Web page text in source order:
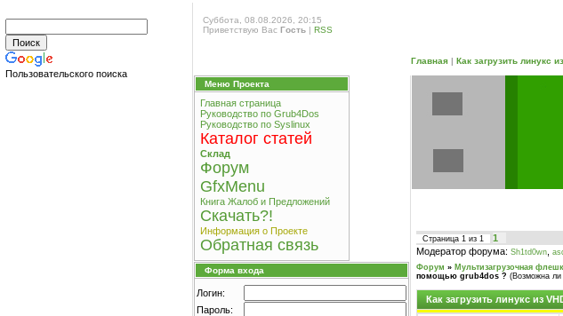
Пользовательского поиска
Суббота, 08.08.2026, 20:15
Приветствую Вас Гость | RSS
Главная| Как загрузить линукс
Меню Проекта
Главная страница
Руководство по Grub4Dos
Руководство по Syslinux
Каталог статей
Склад
Форум
GfxMenu
Книга Жалоб и Предложений
Cкачать?!
Информация о Проекте
Обратная связь
Форма входа
Логин:
Пароль:
Страница 1 из 1
1
Модератор форума: Sh1td0wn
Форум » Мультизагрузочная
помощью grub4dos ? (Возможна ли
Как загрузить линукс из